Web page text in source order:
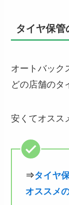
タイヤ保
オートバック
どの店舗のタ
安くてオスス
⇒タイヤ
オススメ